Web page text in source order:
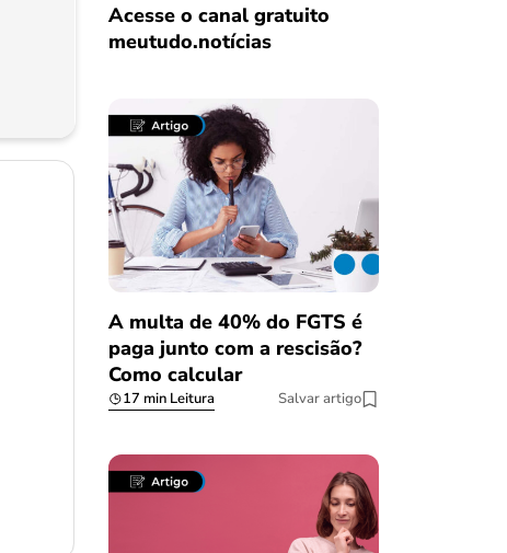
Acesse o canal gratuito
meutudo.notícias
A multa de 40% do FGTS é
paga junto com a rescisão?
Como calcular
17 min Leitura Salvar artigo